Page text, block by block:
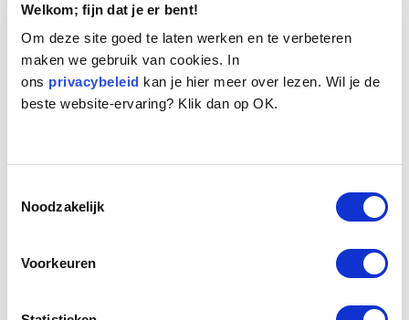
Welkom; fijn dat je er bent!
Om deze site goed te laten werken en te verbeteren
maken we gebruik van cookies. In
ons privacybeleid kan je hier meer over lezen. Wil je de
beste website-ervaring? Klik dan op OK.
Noodzakelijk
Voorkeuren
Naam:
Vince
Leeftijd: 12
Maltezerkruising
Reden opvang: Gezondheid eigenaresse
Geplaatst
Vince is een alleraardigst Maltezerachtig hondje van 12